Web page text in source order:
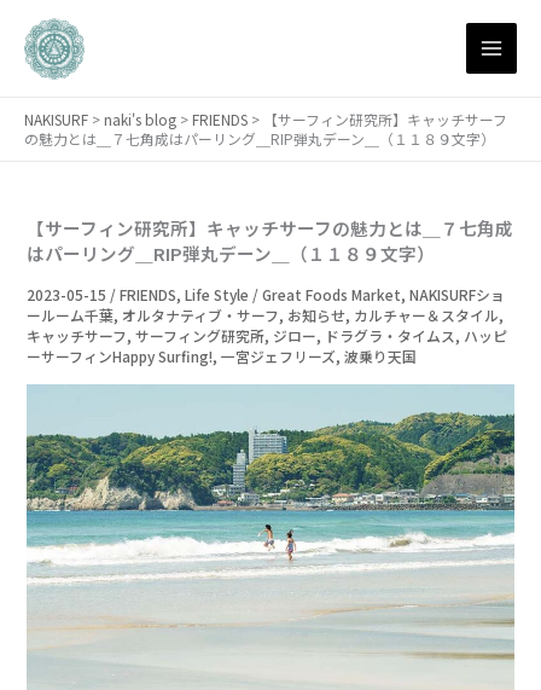
NAKISURF > naki's blog > FRIENDS >
【サーフィン研究所】キャッチサーフ
の魅力とは＿７七角成はパーリング＿RIP弾丸デーン＿（１１８９文字）
【サーフィン研究所】キャッチサーフの魅力とは＿７七角成
はパーリング＿RIP弾丸デーン＿（１１８９文字）
2023-05-15 /FRIENDS,Life Style / Great Foods Market,NAKISURFショ
ールーム千葉, オルタナティブ・サーフ, お知らせ, カルチャー＆スタイル,
キャッチサーフ,サーフィング研究所, ジロー, ドラグラ・タイムス, ハッピ
ーサーフィンHappy Surfing!,一宮ジェフリーズ,波乗り天国
別
ア
ー
イ